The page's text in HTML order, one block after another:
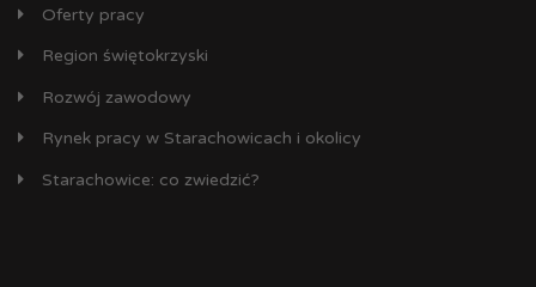
Oferty pracy
Region świętokrzyski
Rozwój zawodowy
Rynek pracy w Starachowicach i okolicy
Starachowice: co zwiedzić?